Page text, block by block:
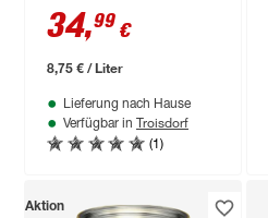
34,99 €
8,75 € / Liter
Lieferung nach Hause
Verfügbar in Troisdorf
(1)
Aktion